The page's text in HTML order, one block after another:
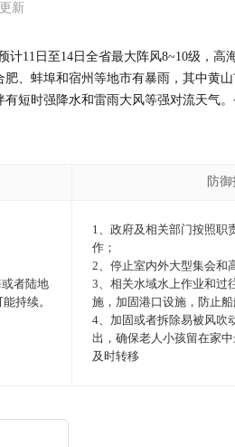
新
11日至14日全省最大阵风8~10级，高
、蚌埠和宿州等地市有暴雨，其中黄
短时强降水和雷雨大风等强对流天气
防
者陆地
持续。
1、政府及相关部门按照职
作；
2、停止室内外大型集会和
3、相关水域水上作业和过
施，加固港口设施，防止
4、加固或者拆除易被风吹
出，确保老人小孩留在家
及时转移